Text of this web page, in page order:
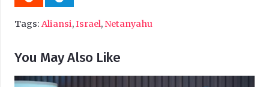
Tags: Aliansi,Israel, Netanyahu
You May Also Like